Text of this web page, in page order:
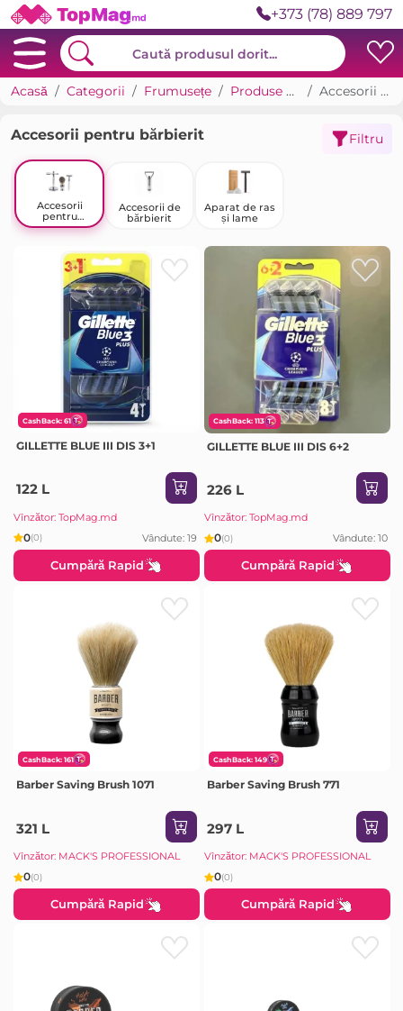
+373 (78) 889 797
Acasă Categorii Frumusețe Produse pentru bărbierit Accesorii pentru bărbierit
Accesorii pentru bărbierit Filtru
Accesorii
pentru
bărbierit
Accesorii de
bărbierit
Aparat de ras
și lame
CashBack: 61
GILLETTE BLUE III DIS 3+1
122 L
Vînzător: TopMag.md
0(0) Vândute: 19
Cumpără Rapid
CashBack: 113
GILLETTE BLUE III DIS 6+2
226 L
Vînzător: TopMag.md
0(0) Vândute: 10
Cumpără Rapid
CashBack: 161
Barber Saving Brush 1071
321 L
Vînzător: MACK'S PROFESSIONAL
0(0)
Cumpără Rapid
CashBack: 149
Barber Saving Brush 771
297 L
Vînzător: MACK'S PROFESSIONAL
0(0)
Cumpără Rapid